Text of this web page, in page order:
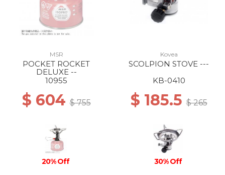
MSR
POCKET ROCKET
DELUXE --
10955
$ 604$ 755
20% Off
Kovea
SCOLPION STOVE ---
KB-0410
$ 185.5$ 265
30% Off